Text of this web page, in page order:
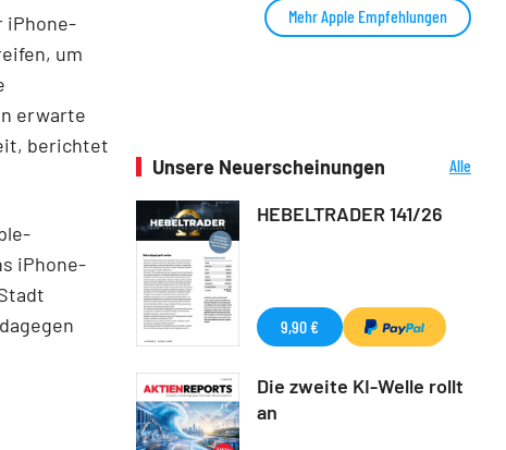
iPhone-
um
erwarte
berichtet
iPhone-
Mehr Apple Empfehlungen
Unsere Neuerscheinungen
Alle
HEBELTRADER 141/26
9,90 €
Die zweite KI-Welle rollt
an